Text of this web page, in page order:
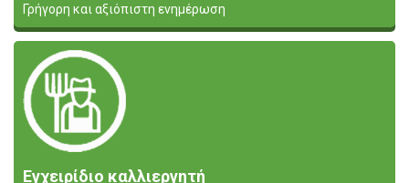
Γρήγορη και αξιόπιστη ενημέρωση
Εγχειρίδιο καλλιεργητή